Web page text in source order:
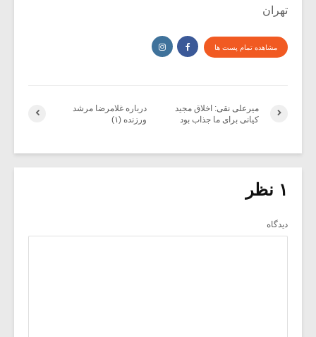
تهران
مشاهده تمام پست ها
درباره غلامرضا مرشد
ورزنده (۱)
میرعلی نقی: اخلاق مجید
کیانی برای ما جذاب بود
۱ نظر
دیدگاه